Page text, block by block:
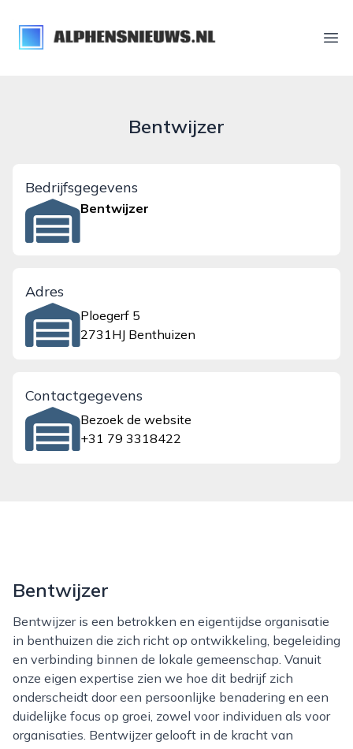
alphensnieuws.nl
Bentwijzer
Bedrijfsgegevens
Bentwijzer
Adres
Ploegerf 5
2731HJ Benthuizen
Contactgegevens
Bezoek de website
+31 79 3318422
Bentwijzer
Bentwijzer is een betrokken en eigentijdse organisatie
in benthuizen die zich richt op ontwikkeling, begeleiding
en verbinding binnen de lokale gemeenschap. Vanuit
onze eigen expertise zien we hoe dit bedrijf zich
onderscheidt door een persoonlijke benadering en een
duidelijke focus op groei, zowel voor individuen als voor
organisaties. Bentwijzer gelooft in de kracht van